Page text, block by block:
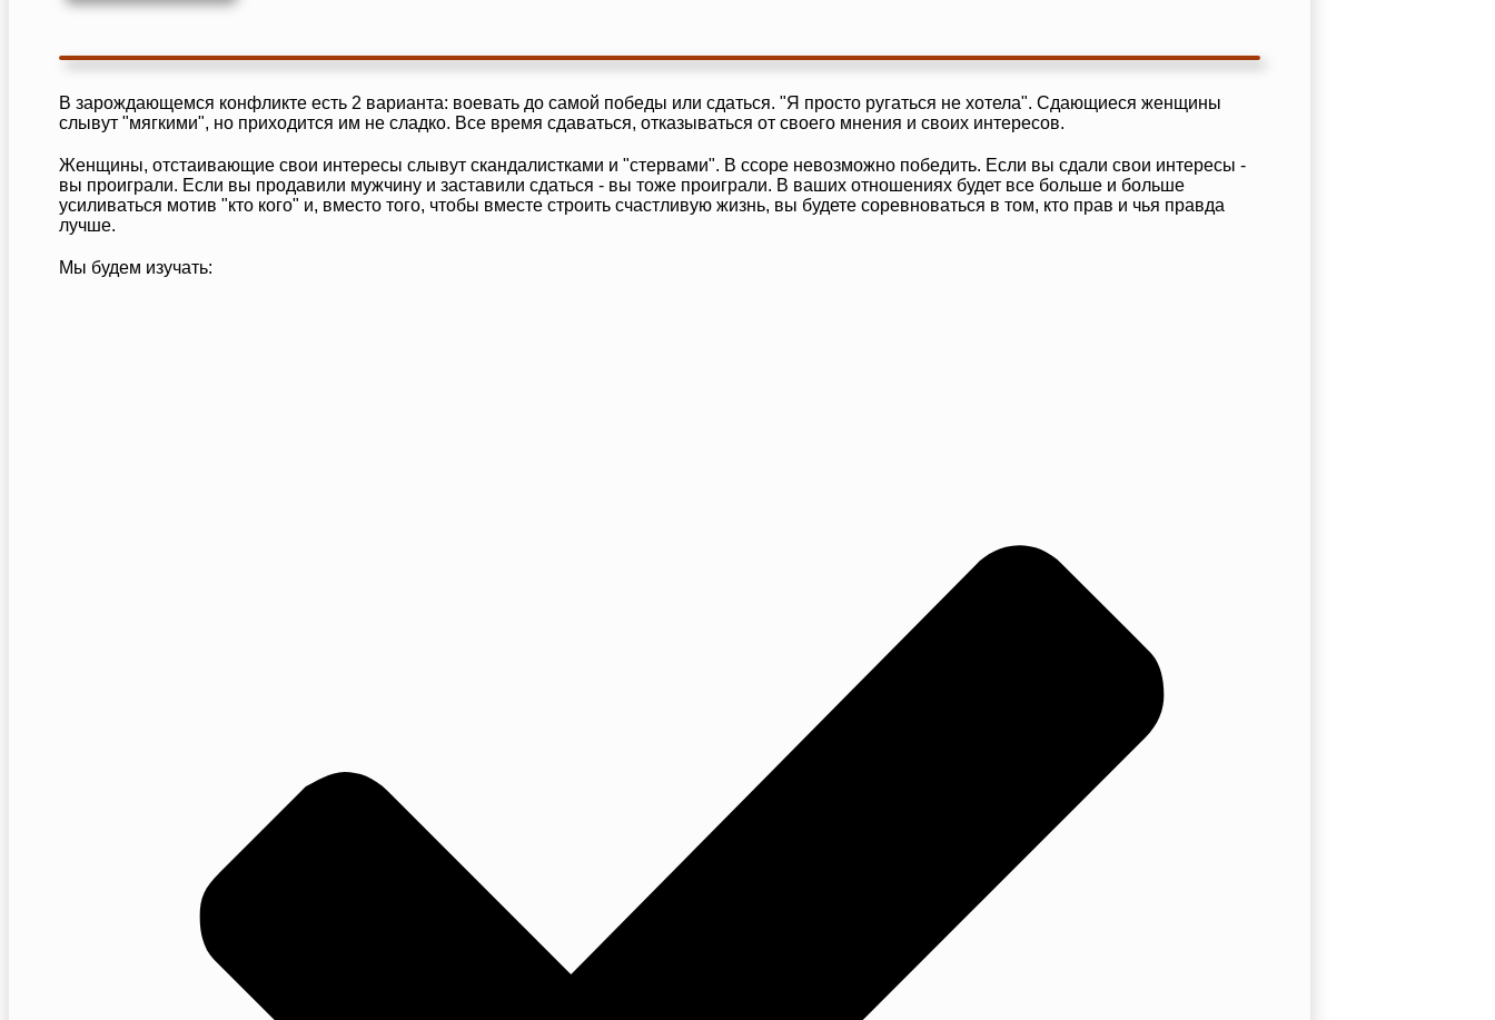
В зарождающемся конфликте есть 2 варианта: воевать до самой победы или сдаться. "Я просто ругаться не хотела". Сдающиеся женщины
слывут "мягкими", но приходится им не сладко. Все время сдаваться, отказываться от своего мнения и своих интересов.
Женщины, отстаивающие свои интересы слывут скандалистками и "стервами". В ссоре невозможно победить. Если вы сдали свои интересы -
вы проиграли. Если вы продавили мужчину и заставили сдаться - вы тоже проиграли. В ваших отношениях будет все больше и больше
усиливаться мотив "кто кого" и, вместо того, чтобы вместе строить счастливую жизнь, вы будете соревноваться в том, кто прав и чья правда
лучше.
Мы будем изучать: